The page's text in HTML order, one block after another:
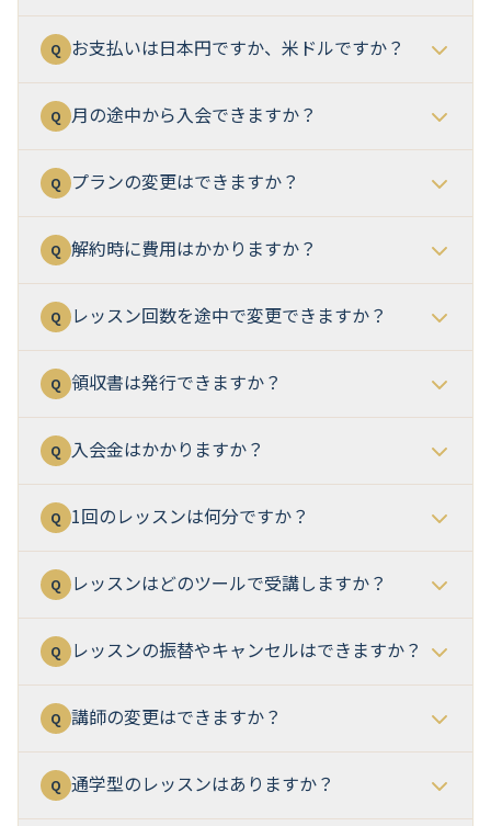
Q お支払いは日本円ですか、米ドルですか？
Q 月の途中から入会できますか？
Q プランの変更はできますか？
Q 解約時に費用はかかりますか？
Q レッスン回数を途中で変更できますか？
Q 領収書は発行できますか？
Q 入会金はかかりますか？
Q 1回のレッスンは何分ですか？
Q レッスンはどのツールで受講しますか？
Q レッスンの振替やキャンセルはできますか？
Q 講師の変更はできますか？
Q 通学型のレッスンはありますか？